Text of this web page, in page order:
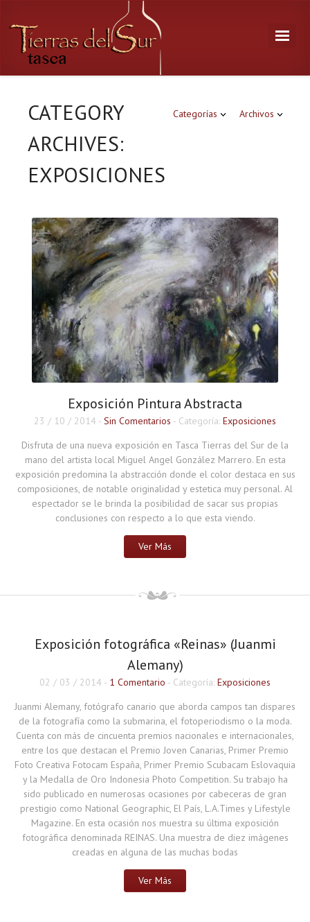
Categorías Archivos
CATEGORY
ARCHIVES:
EXPOSICIONES
Exposición Pintura Abstracta
23 / 10 / 2014 - Sin Comentarios - Categoría: Exposiciones
Disfruta de una nueva exposición en Tasca Tierras del Sur de la
mano del artista local Miguel Angel González Marrero. En esta
exposición predomina la abstracción donde el color destaca en sus
composiciones, de notable originalidad y estetica muy personal. Al
espectador se le brinda la posibilidad de sacar sus propias
conclusiones con respecto a lo que esta viendo.
Ver Más
Exposición fotográfica «Reinas» (Juanmi
Alemany)
02 / 03 / 2014 - 1 Comentario - Categoría: Exposiciones
Juanmi Alemany, fotógrafo canario que aborda campos tan dispares
de la fotografía como la submarina, el fotoperiodismo o la moda.
Cuenta con más de cincuenta premios nacionales e internacionales,
entre los que destacan el Premio Joven Canarias, Primer Premio
Foto Creativa Fotocam España, Primer Premio Scubacam Eslovaquia
y la Medalla de Oro Indonesia Photo Competition. Su trabajo ha
sido publicado en numerosas ocasiones por cabeceras de gran
prestigio como National Geographic, El País, L.A.Times y Lifestyle
Magazine. En esta ocasión nos muestra su última exposición
fotográfica denominada REINAS. Una muestra de diez imágenes
creadas en alguna de las muchas bodas
Ver Más